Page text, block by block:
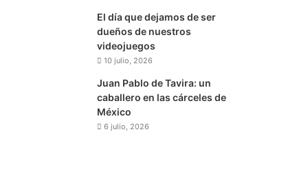
El día que dejamos de ser
dueños de nuestros
videojuegos
10 julio, 2026
Juan Pablo de Tavira: un
caballero en las cárceles de
México
6 julio, 2026